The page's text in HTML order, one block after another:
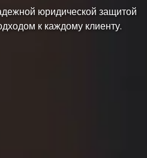
юридической защитой
к каждому клиенту.